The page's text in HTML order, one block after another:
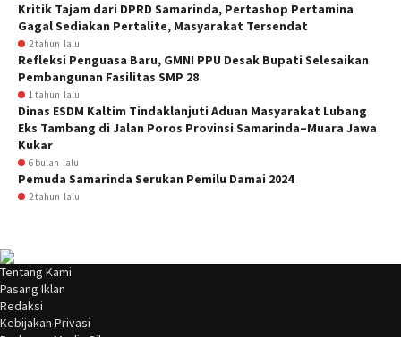
Kritik Tajam dari DPRD Samarinda, Pertashop Pertamina
Gagal Sediakan Pertalite, Masyarakat Tersendat
2 tahun lalu
Refleksi Penguasa Baru, GMNI PPU Desak Bupati Selesaikan
Pembangunan Fasilitas SMP 28
1 tahun lalu
Dinas ESDM Kaltim Tindaklanjuti Aduan Masyarakat Lubang
Eks Tambang di Jalan Poros Provinsi Samarinda–Muara Jawa
Kukar
6 bulan lalu
Pemuda Samarinda Serukan Pemilu Damai 2024
2 tahun lalu
Tentang Kami
Pasang Iklan
Redaksi
Kebijakan Privasi